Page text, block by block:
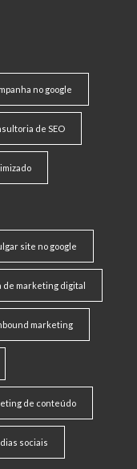
no google
de SEO
site no google
de marketing digital
marketing
de conteúdo
sociais